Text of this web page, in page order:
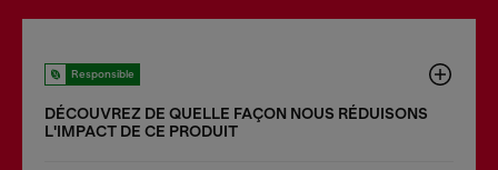
Responsible
DÉCOUVREZ DE QUELLE FAÇON NOUS RÉDUISONS
LʹIMPACT DE CE PRODUIT